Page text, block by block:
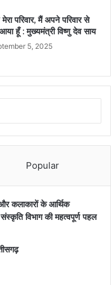
परिवार, मैं अपने परिवार से
हूँ : मुख्यमंत्री विष्णु देव साय
5, 2025
Popular
कलाकारों के आर्थिक
विभाग की महत्वपूर्ण पहल